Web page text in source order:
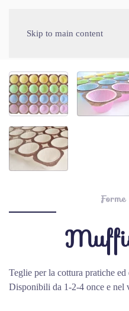
Skip to main content
Teglie per la cottura pratiche ed
Disponibili da 1-2-4 once e nel